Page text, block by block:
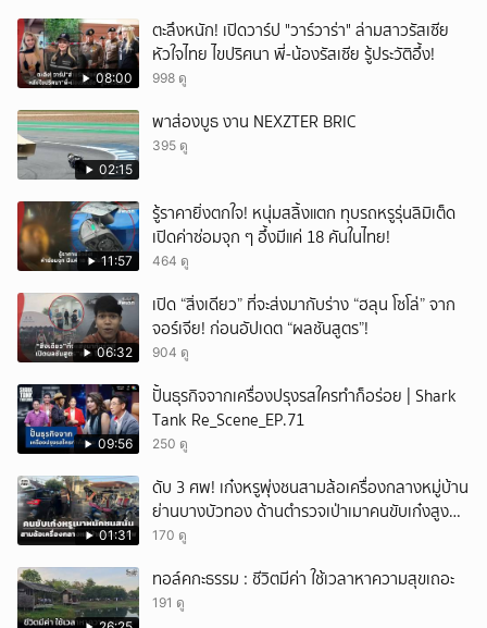
08:00
ตะลึงหนัก! เปิดวาร์ป "วาร์วาร่า" ล่ามสาวรัสเซีย
หัวใจไทย ไขปริศนา พี่-น้องรัสเซีย รู้ประวัติอึ้ง!
998 ดู
02:15
พาส่องบูธ งาน NEXZTER BRIC
395 ดู
11:57
รู้ราคายิ่งตกใจ! หนุ่มสลิ้งแตก ทุบรถหรูรุ่นลิมิเต็ด
เปิดค่าซ่อมจุก ๆ อึ้งมีแค่ 18 คันในไทย!
464 ดู
06:32
เปิด “สิ่งเดียว” ที่จะส่งมากับร่าง “ฮลุน โซโล่” จาก
จอร์เจีย! ก่อนอัปเดต “ผลชันสูตร”!
904 ดู
09:56
ปั้นธุรกิจจากเครื่องปรุงรสใครทำก็อร่อย | Shark
Tank Re_Scene_EP.71
250 ดู
01:31
ดับ 3 ศพ! เก๋งหรูพุ่งชนสามล้อเครื่องกลางหมู่บ้าน
ย่านบางบัวทอง ด้านตำรวจเป่าเมาคนขับเก๋งสูงถึง
152 มิลลิกรัมเปอร์เซ็นต์
170 ดู
ทอล์คกะธรรม : ชีวิตมีค่า ใช้เวลาหาความสุขเถอะ
191 ดู
ยกเลิก